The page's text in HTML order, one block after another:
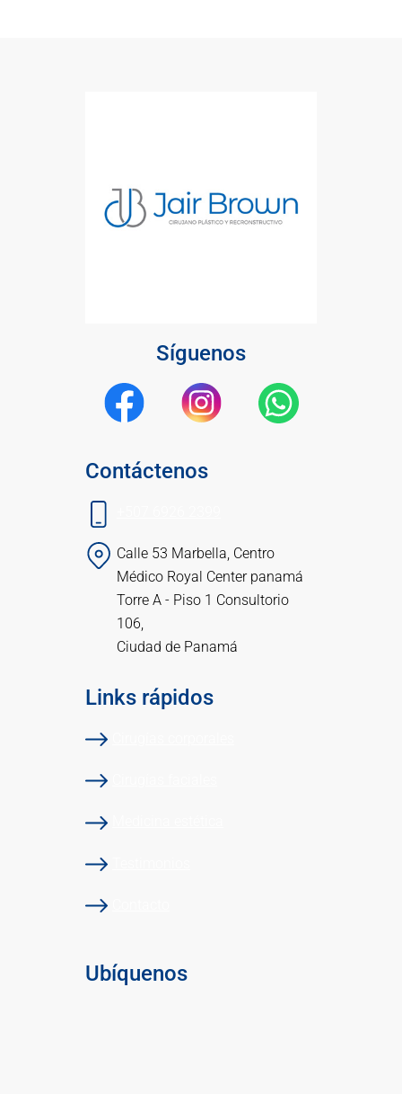
Síguenos
Contáctenos
Calle 53 Marbella, Centro
Médico Royal Center panamá
Torre A - Piso 1 Consultorio
106,
Ciudad de Panamá
Links rápidos
Ubíquenos